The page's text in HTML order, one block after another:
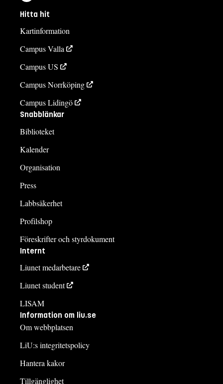
Hitta hit
Kartinformation
Campus Valla
Campus US
Campus Norrköping
Campus Lidingö
Snabblänkar
Biblioteket
Kalender
Organisation
Press
Labbsäkerhet
Profilshop
Föreskrifter och styrdokument
Internt
Liunet medarbetare
Liunet student
LISAM
Information om liu.se
Om webbplatsen
LiU:s integritetspolicy
Hantera kakor
Tillgänglighet